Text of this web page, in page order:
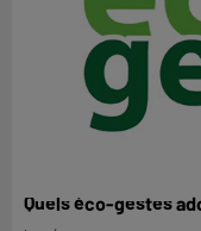
Quels éco-gestes